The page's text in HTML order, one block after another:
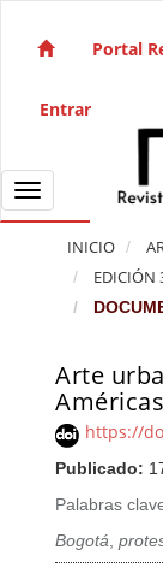
Navegación
Barra lateral
Portal
Entrar
Toggle navigation
INICIO
EDICIÓN
Arte
https://
Publicado:
Palabras
Bogotá,
Barra